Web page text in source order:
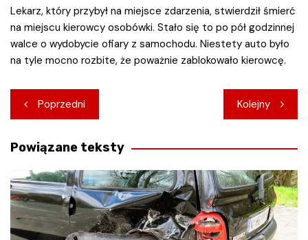
Lekarz, który przybył na miejsce zdarzenia, stwierdził śmierć
na miejscu kierowcy osobówki. Stało się to po pół godzinnej
walce o wydobycie ofiary z samochodu. Niestety auto było
na tyle mocno rozbite, że poważnie zablokowało kierowcę.
Nawigacja
wpisu
Poprzedni Kolejny
Powiązane teksty